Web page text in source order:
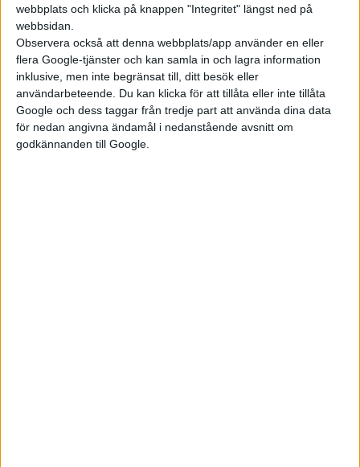
webbplats och klicka på knappen "Integritet" längst ned på
webbsidan.
Observera också att denna webbplats/app använder en eller
flera Google-tjänster och kan samla in och lagra information
inklusive, men inte begränsat till, ditt besök eller
användarbeteende. Du kan klicka för att tillåta eller inte tillåta
Google och dess taggar från tredje part att använda dina data
för nedan angivna ändamål i nedanstående avsnitt om
godkännanden till Google.
Om den verkligen också kommer till Sverige återstår att se. Vid
en europeisk lansering väntas BYD Seagull konkurrerar med
främst Dacia Spring, som i uppdaterad version nu kostar från
16.900 euro, eller strax under 200.000 kronor, nere på
kontinenten. Det är däremot en modell som inte säljs i Sverige.